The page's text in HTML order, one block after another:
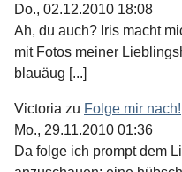
Do., 02.12.2010 18:08
Ah, du auch? Iris macht
mit Fotos meiner
blauäug [...]
Victoria zu Folge mir nach!
Mo., 29.11.2010 01:36
Da folge ich prompt dem